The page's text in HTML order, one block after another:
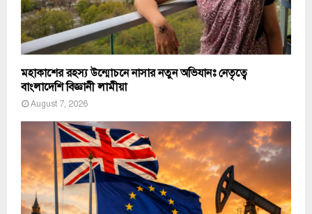
মহাকাশের রহস্য উন্মোচনে নাসার নতুন অভিযানঃ নেতৃত্বে
বাংলাদেশি বিজ্ঞানী লামীয়া
August 7, 2026